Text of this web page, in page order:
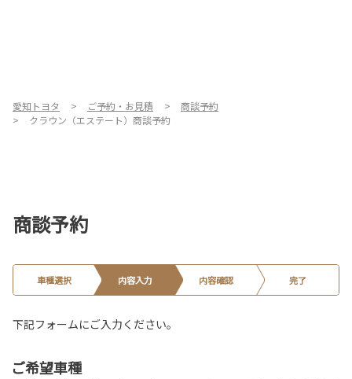
愛知トヨタ ご予約・お見積
商談予約
クラウン（エステート）商談予約
商談予約
車種選択 内容入力 内容確認 完了
下記フォームにご入力ください。
ご希望車種